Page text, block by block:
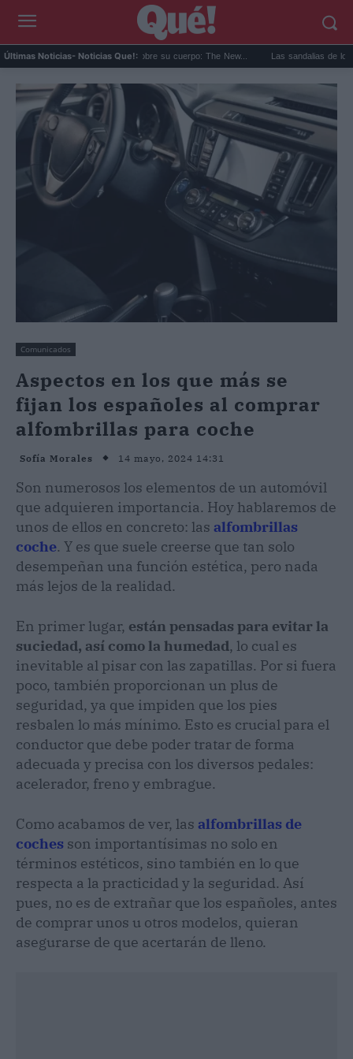
Últimas Noticias- Noticias Que!:
Grande y el debate sobre su cuerpo: The New... Las sandalias de los años 70
Comunicados
Aspectos en los que más se
fijan los españoles al comprar
alfombrillas para coche
Sofía Morales 14 mayo, 2024 14:31
Son numerosos los elementos de un automóvil
que adquieren importancia. Hoy hablaremos de
unos de ellos en concreto: las alfombrillas
coche. Y es que suele creerse que tan solo
desempeñan una función estética, pero nada
más lejos de la realidad.
En primer lugar, están pensadas para evitar la
suciedad, así como la humedad, lo cual es
inevitable al pisar con las zapatillas. Por si fuera
poco, también proporcionan un plus de
seguridad, ya que impiden que los pies
resbalen lo más mínimo. Esto es crucial para el
conductor que debe poder tratar de forma
adecuada y precisa con los diversos pedales:
acelerador, freno y embrague.
Como acabamos de ver, las alfombrillas de
coches son importantísimas no solo en
términos estéticos, sino también en lo que
respecta a la practicidad y la seguridad. Así
pues, no es de extrañar que los españoles, antes
de comprar unos u otros modelos, quieran
asegurarse de que acertarán de lleno.